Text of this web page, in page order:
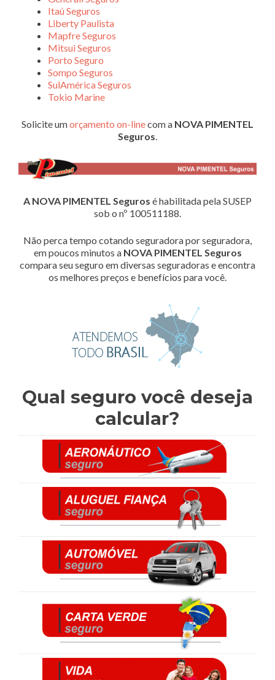
Itaú Seguros
Liberty Paulista
Mapfre Seguros
Mitsui Seguros
Porto Seguro
Sompo Seguros
SulAmérica Seguros
Tokio Marine
Solicite umorçamento on-linecom a NOVA PIMENTEL
Seguros.
A NOVA PIMENTEL Seguros é habilitada pela SUSEP
sob o nº 100511188.
Não perca tempo cotando seguradora por seguradora,
em poucos minutos a NOVA PIMENTEL Seguros
compara seu seguro em diversas seguradoras e encontra
os melhores preços e benefícios para você.
Qual seguro você deseja
calcular?